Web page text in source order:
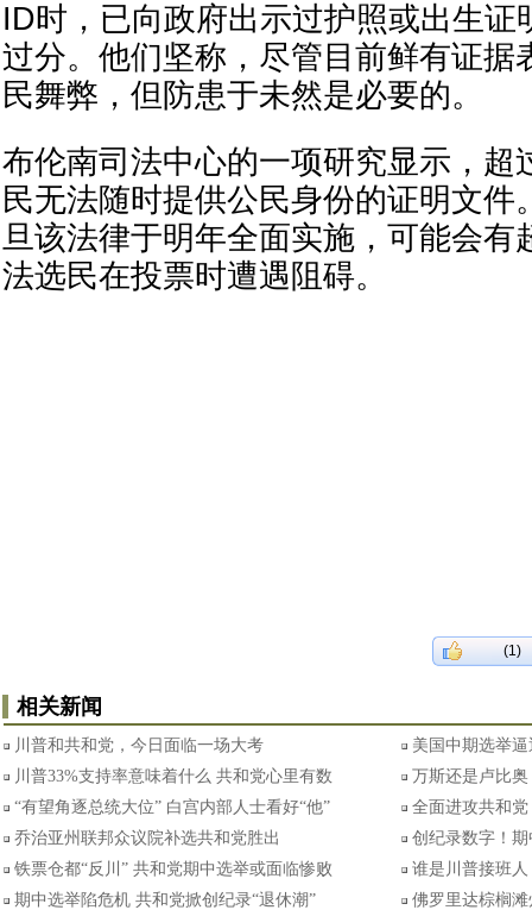
ID时，已向政府出示过护照或出生证
过分。他们坚称，尽管目前鲜有证据
民舞弊，但防患于未然是必要的。
布伦南司法中心的一项研究显示，超
民无法随时提供公民身份的证明文件
旦该法律于明年全面实施，可能会有
法选民在投票时遭遇阻碍。
(1)
相关新闻
川普和共和党，今日面临一场大考
美国中期选举
川普33%支持率意味着什么 共和党心里有数
万斯还是卢比
“有望角逐总统大位” 白宫内部人士看好“他”
全面进攻共和
乔治亚州联邦众议院补选共和党胜出
创纪录数字！
铁票仓都“反川” 共和党期中选举或面临惨败
谁是川普接班
期中选举陷危机 共和党掀创纪录“退休潮”
佛罗里达棕榈